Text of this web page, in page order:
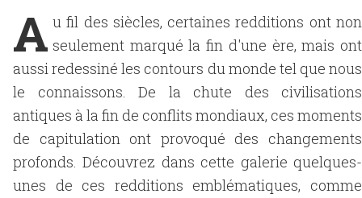
A u fil des siècles, certaines redditions ont non
seulement marqué la fin d'une ère, mais ont
aussi redessiné les contours du monde tel que nous
le connaissons. De la chute des civilisations
antiques à la fin de conflits mondiaux, ces moments
de capitulation ont provoqué des changements
profonds. Découvrez dans cette galerie quelques-
unes de ces redditions emblématiques, comme